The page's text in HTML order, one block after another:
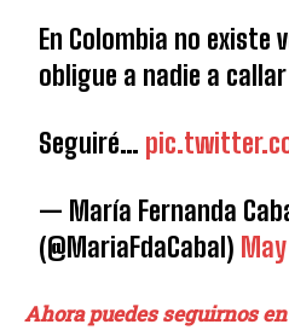
En Colombia no existe
obligue a nadie a
Seguiré…
— María Fernanda
(@MariaFdaCabal)
Ahora puedes seguirnos